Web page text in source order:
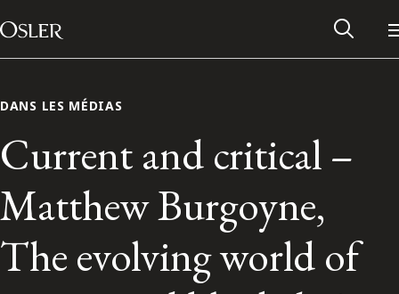
Passer au contenu
Main Navigation
DANS LES MÉDIAS
Current and critical –
Matthew Burgoyne,
The evolving world of